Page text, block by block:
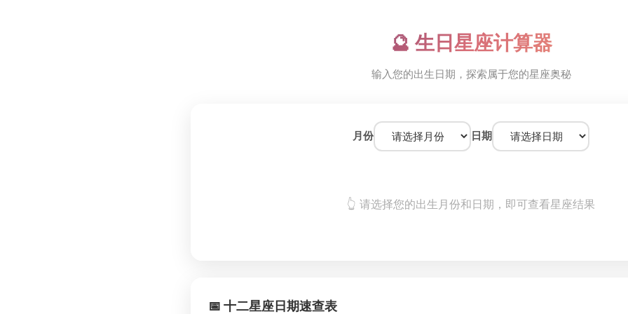
🔮 生日星座计算器
输入您的出生日期，探索属于您的星座奥秘
月份 日期
👆 请选择您的出生月份和日期，即可查看星座结果
📅 十二星座日期速查表